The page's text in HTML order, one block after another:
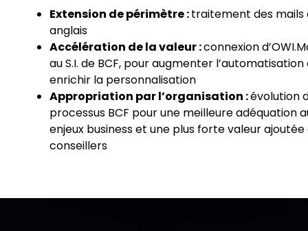
Extension de périmètre :traitement des mails
anglais
Accélération de la valeur :connexion d’
au S.I. de BCF, pour augmenter l’automatisation
enrichir la personnalisation
Appropriation par l’organisation :évolution
processus BCF pour une meilleureadéquation
enjeux business et une plus forte valeur ajoutée
conseillers